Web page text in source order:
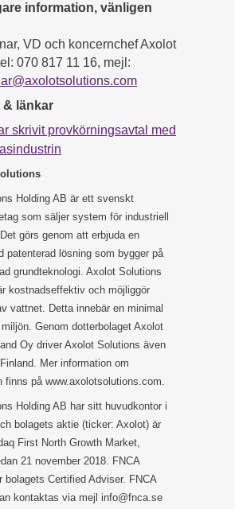
information, vänligen
VD och koncernchef Axolot
070 817 11 16, mejl:
& länkar
skrivit provkörningsavtal med
Holding AB är ett svenskt
som säljer system för industriell
görs genom att erbjuda en
patenterad lösning som bygger på
grundteknologi. Axolot Solutions
kostnadseffektiv och möjliggör
vattnet. Detta innebär en minimal
Genom dotterbolaget Axolot
Oy driver Axolot Solutions även
Mer information om
finns på www.axolotsolutions.com.
Holding AB har sitt huvudkontor i
bolagets aktie (ticker: Axolot) är
First North Growth Market,
21 november 2018. FNCA
bolagets Certified Adviser. FNCA
kontaktas via mejl info@fnca.se